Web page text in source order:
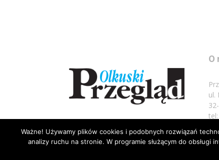
O
ul.
Ważne! Używamy plików cookies i podobnych rozwiązań
analizy ruchu na stronie. W programie służącym do